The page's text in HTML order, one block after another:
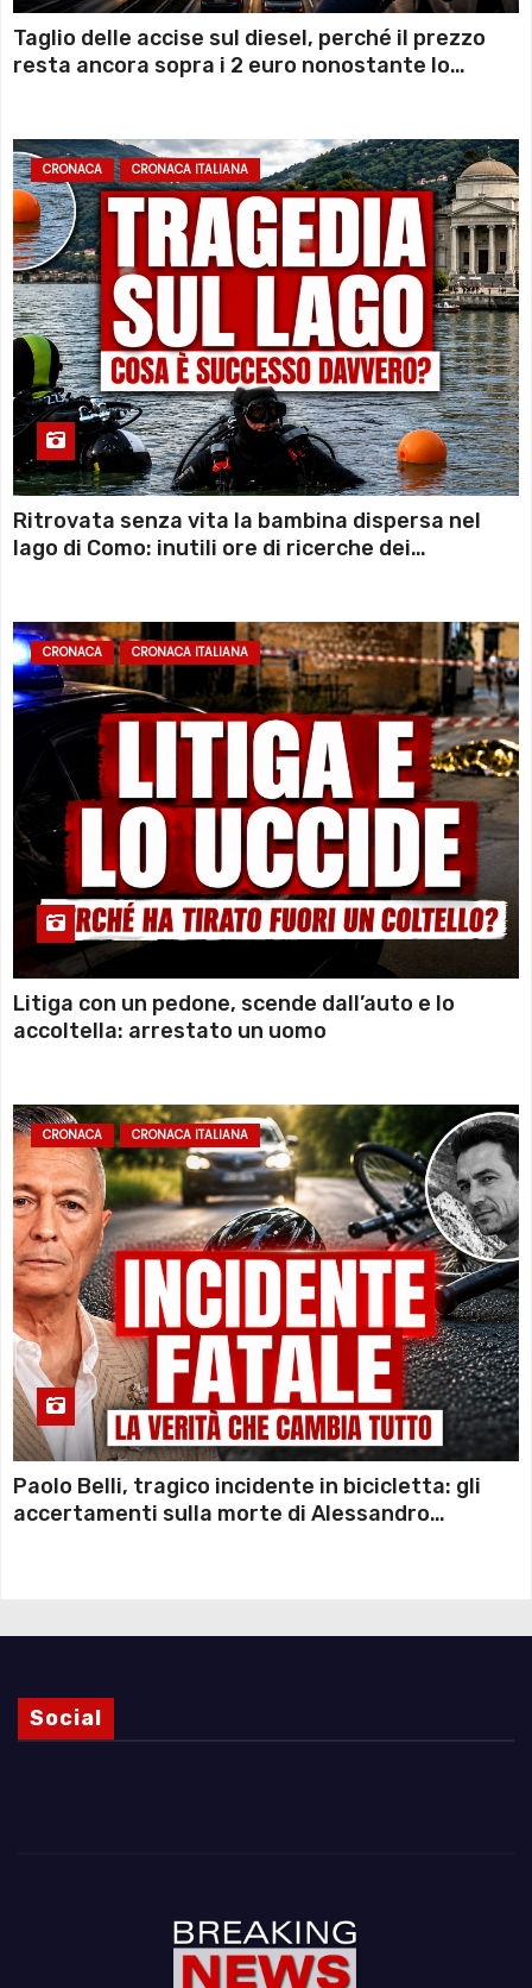
Taglio delle accise sul diesel, perché il prezzo
resta ancora sopra i 2 euro nonostante lo
CRONACA CRONACA ITALIANA
Ritrovata senza vita la bambina dispersa nel
lago di Como: inutili ore di ricerche dei
CRONACA CRONACA ITALIANA
Litiga con un pedone, scende dall’auto e lo
accoltella: arrestato un uomo
CRONACA CRONACA ITALIANA
Paolo Belli, tragico incidente in bicicletta: gli
accertamenti sulla morte di Alessandro
Social